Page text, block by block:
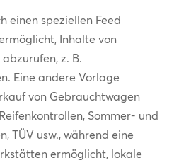
einen speziellen Feed
Inhalte von
z. B.
Eine andere Vorlage
von Gebrauchtwagen
Sommer- und
TÜV usw., während eine
ermöglicht, lokale